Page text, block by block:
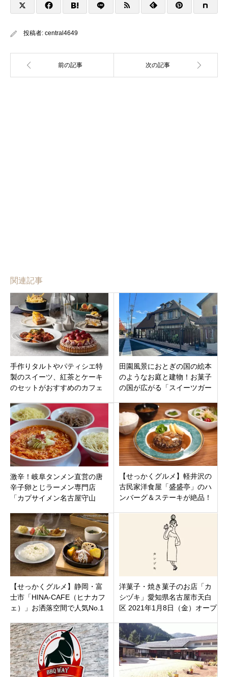
投稿者: central4649
関連記事
手作りタルトやパティシエ特
製のスイーツ、紅茶とケーキ
のセットがおすすめのカフェ
オープン
田園風景におとぎの国の絵本
のようなお庭と建物！お菓子
の国が広がる「スイーツガー
オープン！
激辛！岐阜タンメン直営の唐
辛子卵とじラーメン専門店
「カプサイメン名古屋守山
プレオープン！
【せっかくグルメ】軽井沢の
古民家洋食屋「盛盛亭」のハ
ンバーグ＆ステーキが絶品！
【せっかくグルメ】静岡・富
士市「HINA-CAFE（ヒナカフ
ェ）」お洒落空間で人気No.1
能！
洋菓子・焼き菓子のお店「カ
シヅキ」愛知県名古屋市天白
区 2021年1月8日（金）オープ